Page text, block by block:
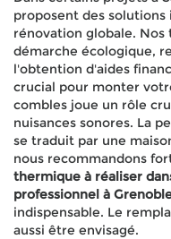
proposent des
rénovation globale. Nos
démarche écologique,
l'obtention d'aides
crucial pour monter
combles joue un rôle
nuisances sonores. La
se traduit par une
nous recommandons
thermique à réaliser
professionnel à
indispensable. Le
aussi être envisagé.